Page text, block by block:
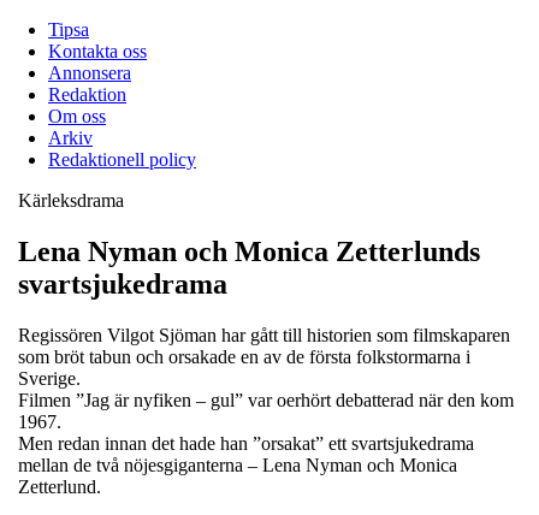
Tipsa
Kontakta oss
Annonsera
Redaktion
Om oss
Arkiv
Redaktionell policy
Kärleksdrama
Lena Nyman och Monica Zetterlunds
svartsjukedrama
Regissören Vilgot Sjöman har gått till historien som filmskaparen
som bröt tabun och orsakade en av de första folkstormarna i
Sverige.
Filmen ”Jag är nyfiken – gul” var oerhört debatterad när den kom
1967.
Men redan innan det hade han ”orsakat” ett svartsjukedrama
mellan de två nöjesgiganterna – Lena Nyman och Monica
Zetterlund.